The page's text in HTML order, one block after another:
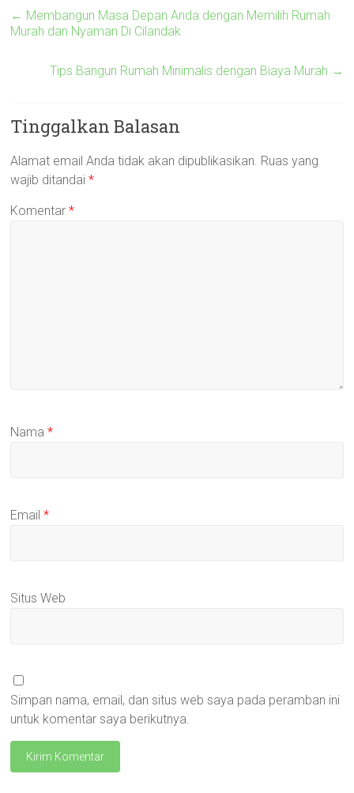
← Membangun Masa Depan Anda dengan Memilih Rumah
Murah dan Nyaman Di Cilandak
Tips Bangun Rumah Minimalis dengan Biaya Murah →
Tinggalkan Balasan
Alamat email Anda tidak akan dipublikasikan. Ruas yang
wajib ditandai*
Komentar*
Nama*
Email*
Situs Web
Simpan nama, email, dan situs web saya pada peramban ini
untuk komentar saya berikutnya.